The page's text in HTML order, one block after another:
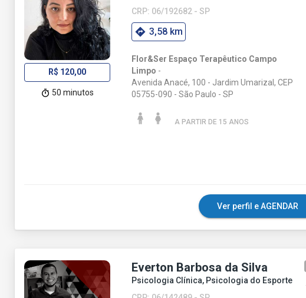
R$ 120,00
50 minutos
CRP: 06/192682 - SP
3,58 km
Flor&Ser Espaço Terapêutico Campo
Limpo -
Avenida Anacé, 100 - Jardim Umarizal, CEP
05755-090 - São Paulo - SP
A PARTIR DE 15 ANOS
Ver perfil e AGENDAR
Everton Barbosa da Silva
Psicologia Clínica, Psicologia do Esporte